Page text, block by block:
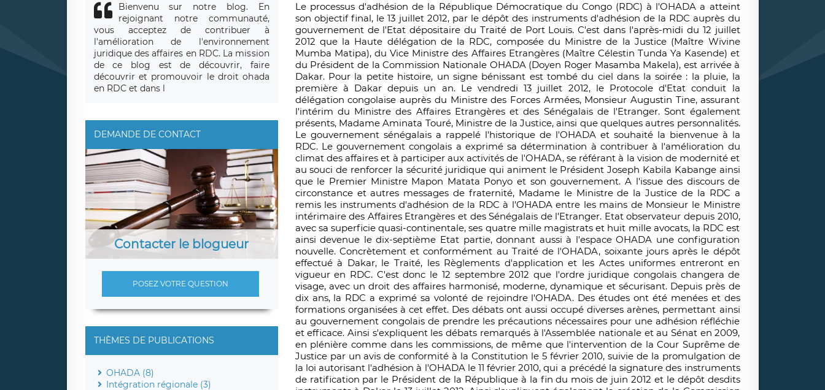
Le processus d'adhésion de la République Démocratique du Congo (RDC) à l'OHADA a atteint
son objectif final, le 13 juillet 2012, par le dépôt des instruments d'adhésion de la RDC auprès du
gouvernement de l'Etat dépositaire du Traité de Port Louis. C'est dans l'après-midi du 12 juillet
2012 que la Haute délégation de la RDC, composée du Ministre de la Justice (Maître Wivine
Mumba Matipa), du Vice Ministre des Affaires Etrangères (Maître Célestin Tunda Ya Kasende) et
du Président de la Commission Nationale OHADA (Doyen Roger Masamba Makela), est arrivée à
Dakar. Pour la petite histoire, un signe bénissant est tombé du ciel dans la soirée : la pluie, la
première à Dakar depuis un an. Le vendredi 13 juillet 2012, le Protocole d'Etat conduit la
délégation congolaise auprès du Ministre des Forces Armées, Monsieur Augustin Tine, assurant
l'intérim du Ministre des Affaires Etrangères et des Sénégalais de l'Etranger. Sont également
présents, Madame Aminata Touré, Ministre de la Justice, ainsi que quelques autres personnalités.
Le gouvernement sénégalais a rappelé l'historique de l'OHADA et souhaité la bienvenue à la
RDC. Le gouvernement congolais a exprimé sa détermination à contribuer à l'amélioration du
climat des affaires et à participer aux activités de l'OHADA, se référant à la vision de modernité et
au souci de renforcer la sécurité juridique qui animent le Président Joseph Kabila Kabange ainsi
que le Premier Ministre Mapon Matata Ponyo et son gouvernement. A l'issue des discours de
circonstance et autres messages de fraternité, Madame le Ministre de la Justice de la RDC a
remis les instruments d'adhésion de la RDC à l'OHADA entre les mains de Monsieur le Ministre
intérimaire des Affaires Etrangères et des Sénégalais de l'Etranger. Etat observateur depuis 2010,
avec sa superficie quasi-continentale, ses quatre mille magistrats et huit mille avocats, la RDC est
ainsi devenue le dix-septième Etat partie, donnant aussi à l'espace OHADA une configuration
nouvelle. Concrètement et conformément au Traité de l'OHADA, soixante jours après le dépôt
effectué à Dakar, le Traité, les Règlements d'application et les Actes uniformes entreront en
vigueur en RDC. C'est donc le 12 septembre 2012 que l'ordre juridique congolais changera de
visage, avec un droit des affaires harmonisé, moderne, dynamique et sécurisant. Depuis près de
dix ans, la RDC a exprimé sa volonté de rejoindre l'OHADA. Des études ont été menées et des
formations organisées à cet effet. Des débats ont aussi occupé diverses arènes, permettant ainsi
au gouvernement congolais de prendre les précautions nécessaires pour une adhésion réfléchie
et efficace. Ainsi s'expliquent les débats remarqués à l'Assemblée nationale et au Sénat en 2009,
en plénière comme dans les commissions, de même que l'intervention de la Cour Suprême de
Justice par un avis de conformité à la Constitution le 5 février 2010, suivie de la promulgation de
la loi autorisant l'adhésion à l'OHADA le 11 février 2010, qui a précédé la signature des instruments
de ratification par le Président de la République à la fin du mois de juin 2012 et le dépôt desdits
Bienvenu sur notre blog. En
rejoignant notre communauté,
vous acceptez de contribuer à
l'amélioration de l'environnement
juridique des affaires en RDC. La mission
de ce blog est de découvrir, faire
découvrir et promouvoir le droit ohada
en RDC et dans l
DEMANDE DE CONTACT
Contacter le blogueur
POSEZ VOTRE QUESTION
THÈMES DE PUBLICATIONS
OHADA (8)
Intégration régionale (3)